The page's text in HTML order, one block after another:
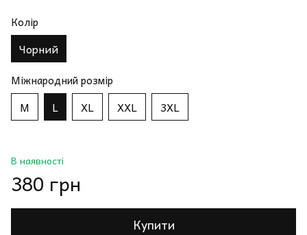
Колір
Чорний
Міжнародний розмір
M L XL XXL 3XL
В наявності
380 грн
Купити